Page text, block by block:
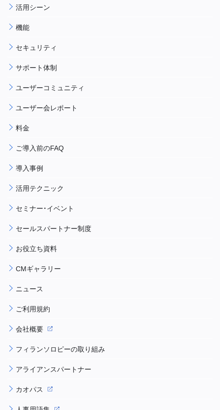
活用シーン
機能
セキュリティ
サポート体制
ユーザーコミュニティ
ユーザー会レポート
料金
ご導入前のFAQ
導入事例
活用テクニック
セミナー・イベント
セールスパートナー制度
お役立ち資料
CMギャラリー
ニュース
ご利用規約
会社概要
フィランソロピーの取り組み
アライアンスパートナー
カオパス